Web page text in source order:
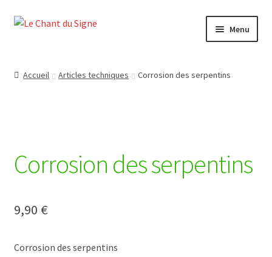
Aller
Aller
Menu
Mon compte
Politique de confidentialité
Quand ça se passe mal
Accueil Articles techniques Corrosion des serpentins
Corrosion des serpentins
9,90 €
Corrosion des serpentins